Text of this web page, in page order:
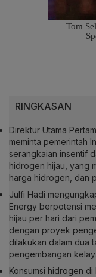
RINGKASAN
Direktur Utama
meminta pemerintah
serangkaian insentif
hidrogen hijau, yang
harga hidrogen, dan
Julfi Hadi
Energy berpotensi
hijau per hari dari
dengan proyek
dilakukan dalam dua
pengembangan
Konsumsi hidrogen